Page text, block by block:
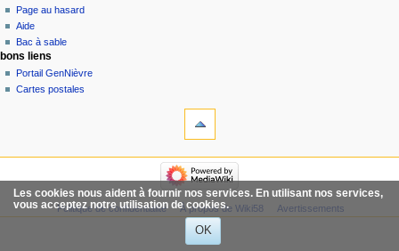
Les cookies nous aident à fournir nos services. En utilisant nos services,
vous acceptez notre utilisation de cookies.
OK
Page au hasard
Aide
Bac à sable
bons liens
Portail GenNièvre
Cartes postales
Politique de confidentialité À propos de Wiki58 Avertissements